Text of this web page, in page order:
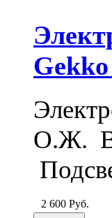
О.Ж. В
2 600 Руб.